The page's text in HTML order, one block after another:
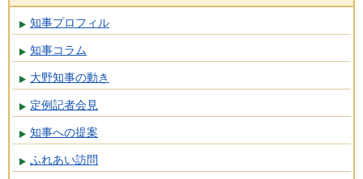
知事プロフィル
知事コラム
大野知事の動き
定例記者会見
知事への提案
ふれあい訪問